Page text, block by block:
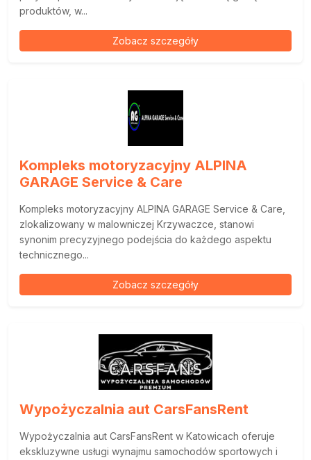
produktów, w...
Zobacz szczegóły
Kompleks motoryzacyjny ALPINA
GARAGE Service & Care
Kompleks motoryzacyjny ALPINA GARAGE Service & Care,
zlokalizowany w malowniczej Krzywaczce, stanowi
synonim precyzyjnego podejścia do każdego aspektu
technicznego...
Zobacz szczegóły
Wypożyczalnia aut CarsFansRent
Wypożyczalnia aut CarsFansRent w Katowicach oferuje
ekskluzywne usługi wynajmu samochodów sportowych i